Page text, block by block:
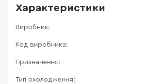
Характеристики
Виробник:
Код виробника:
Призначення:
Тип охолодження: